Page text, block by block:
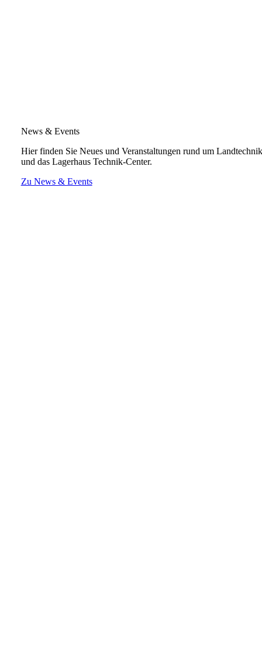
News & Events
Hier finden Sie Neues und Veranstaltungen rund um Landtechnik
und das Lagerhaus Technik-Center.
Zu News & Events